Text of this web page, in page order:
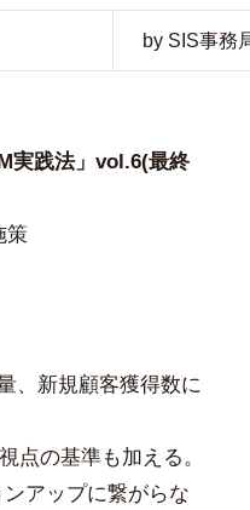
by SIS事務
実践法」vol.6(最終
策
、新規顧客獲得数に
点の基準も加える。
アップに繋がらな